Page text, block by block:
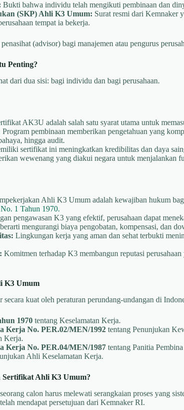
Bukti bahwa individu telah mengikuti pembinaan dan
(SKP) Ahli K3 Umum: Surat resmi dari Kemnaker
tempat ia bekerja.
(advisor) bagi manajemen atau pengurus
Penting?
dari dua sisi: bagi individu dan bagi perusahaan.
AK3U adalah salah satu syarat utama untuk
Program pembinaan memberikan pengetahuan yang
hingga audit.
sertifikat ini meningkatkan kredibilitas dan daya
wewenang yang diakui negara untuk menjalankan
Ahli K3 Umum adalah kewajiban hukum
1 Tahun 1970.
pengawasan K3 yang efektif, perusahaan dapat
mengurangi biaya pengobatan, kompensasi, dan
Lingkungan kerja yang aman dan sehat terbukti
Komitmen terhadap K3 membangun reputasi
K3 Umum
kuat oleh peraturan perundang-undangan di
1970 tentang Keselamatan Kerja.
Kerja No. PER.02/MEN/1992 tentang Penunjukan
Kerja.
Kerja No. PER.04/MEN/1987 tentang Panitia
Ahli Keselamatan Kerja.
Sertifikat Ahli K3 Umum?
calon harus melewati serangkaian proses yang
mendapat persetujuan dari Kemnaker RI.